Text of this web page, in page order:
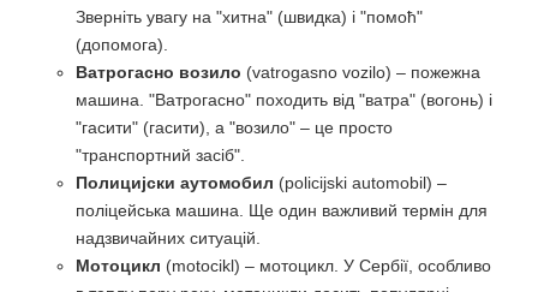
Зверніть увагу на "хитна" (швидка) і "помоћ"
(допомога).
Ватрогасно возило (vatrogasno vozilo) – пожежна
машина. "Ватрогасно" походить від "ватра" (вогонь) і
"гасити" (гасити), а "возило" – це просто
"транспортний засіб".
Полицијски аутомобил (policijski automobil) –
поліцейська машина. Ще один важливий термін для
надзвичайних ситуацій.
Мотоцикл (motocikl) – мотоцикл. У Сербії, особливо